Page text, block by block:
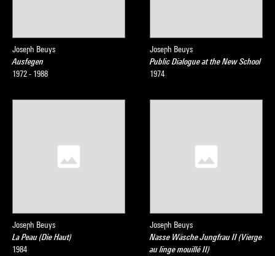
Joseph Beuys
Ausfegen
1972 - 1988
Joseph Beuys
Public Dialogue at the New School
1974
Joseph Beuys
La Peau (Die Haut)
1984
Joseph Beuys
Nasse Wäsche Jungfrau II (Vierge
au linge mouillé II)